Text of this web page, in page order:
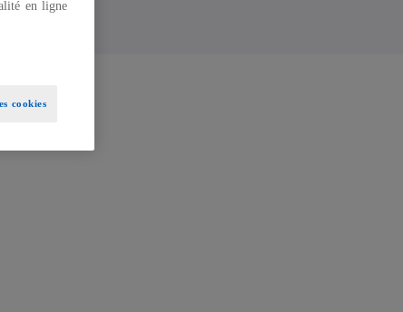
en ligne
cookies